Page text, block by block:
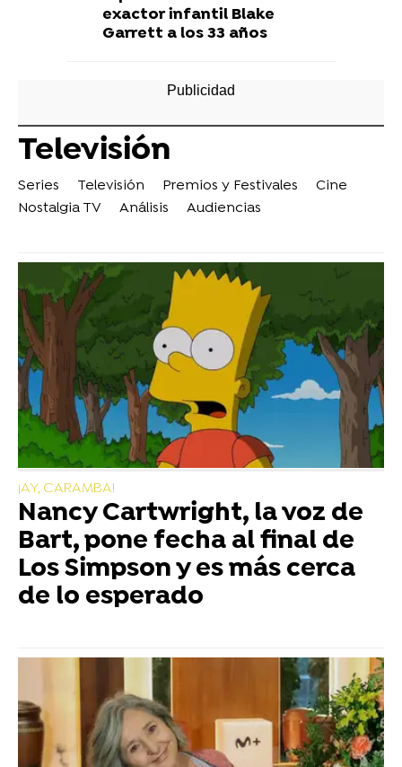
exactor infantil Blake
Garrett a los 33 años
Televisión
Series Televisión Premios y Festivales
Cine
Nostalgia TV
Análisis Audiencias
¡AY, CARAMBA!
Nancy Cartwright, la voz de
Bart, pone fecha al final de
Los Simpson y es más cerca
de lo esperado